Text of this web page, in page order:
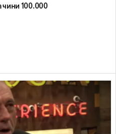
чини 100.000